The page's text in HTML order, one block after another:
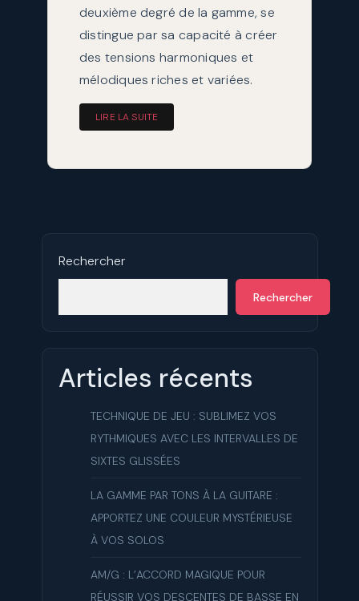
deuxième degré de la gamme, se
distingue par sa capacité à créer
des tensions harmoniques et
mélodiques riches et variées.
LIRE LA SUITE
Rechercher
Rechercher
Articles récents
TECHNIQUE DE JEU : SUBLIMEZ VOS
RYTHMIQUES AVEC LES INTERVALLES DE
SIXTES GLISSÉES
LA GAMME PAR TONS À LA GUITARE :
APPORTEZ UNE COULEUR MYSTÉRIEUSE
À VOS SOLOS
AM/G : L’ACCORD MAGIQUE POUR
RÉUSSIR VOS DESCENTES DE BASSE EN